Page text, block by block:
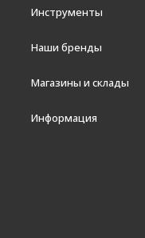
Инструменты
Наши бренды
Магазины и склады
Информация